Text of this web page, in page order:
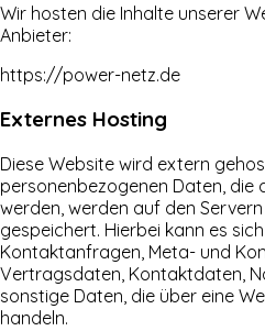
Wir hosten die Inhalte unserer
Anbieter:
https://power-netz.de
Externes Hosting
Diese Website wird extern
personenbezogenen Daten, die
werden, werden auf den
gespeichert. Hierbei kann es
Kontaktanfragen, Meta- und
Vertragsdaten, Kontaktdaten,
sonstige Daten, die über eine
handeln.